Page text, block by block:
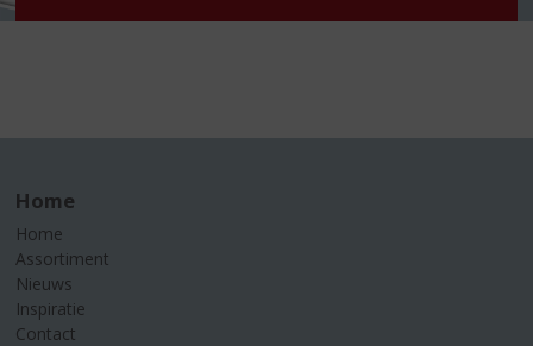
Home
Home
Assortiment
Nieuws
Inspiratie
Contact